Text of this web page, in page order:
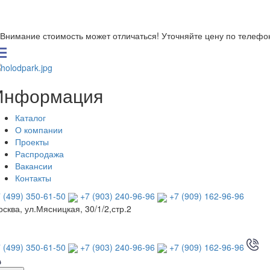
Внимание стоимость может отличаться! Уточняйте цену по
Каталог
О компании
Проекты
Распродажа
Вакансии
Контакты
(499) 350-61-50
+7 (903) 240-96-96
+7 (909) 162-96-96
ул.Мясницкая, 30/1/2,стр.2
(499) 350-61-50 +7 (903) 240-96-96 +7 (909) 162-96-96